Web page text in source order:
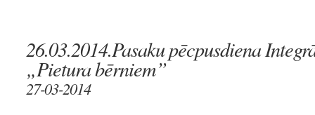
26.03.2014.Pasaku pēcpusdiena
„Pietura bērniem”
27-03-2014